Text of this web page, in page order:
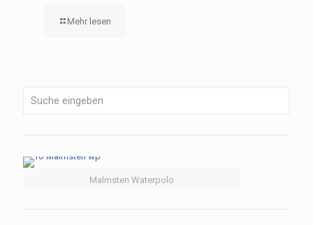
Mehr lesen
Malmsten Waterpolo